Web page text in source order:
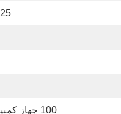
25 كم / ساعة
100 جهاز كمبيوتر / أسبوع